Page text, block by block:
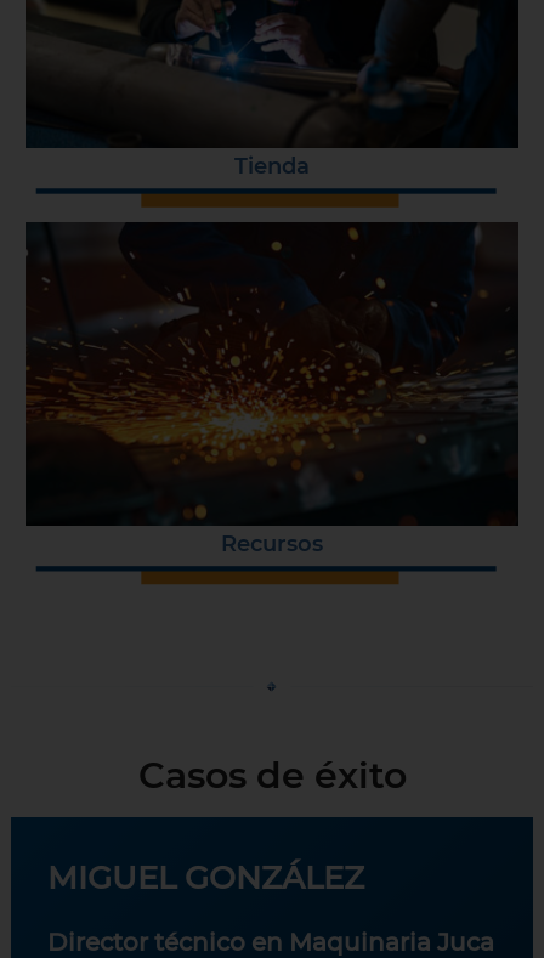
Tienda
Recursos
Casos de éxito
MIGUEL GONZÁLEZ
Director técnico en Maquinaria Juca